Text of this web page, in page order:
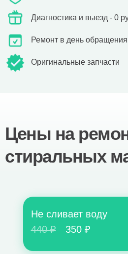
Ремонт в день обращения
Диагностика и выезд - 0
Оригинальные запчасти
Цены на
стиральных
Не сливает воду
440 ₽
350 ₽